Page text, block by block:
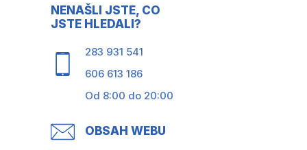
NENAŠLI JSTE, CO
JSTE HLEDALI?
283 931 541
606 613 186
Od 8:00 do 20:00
OBSAH WEBU